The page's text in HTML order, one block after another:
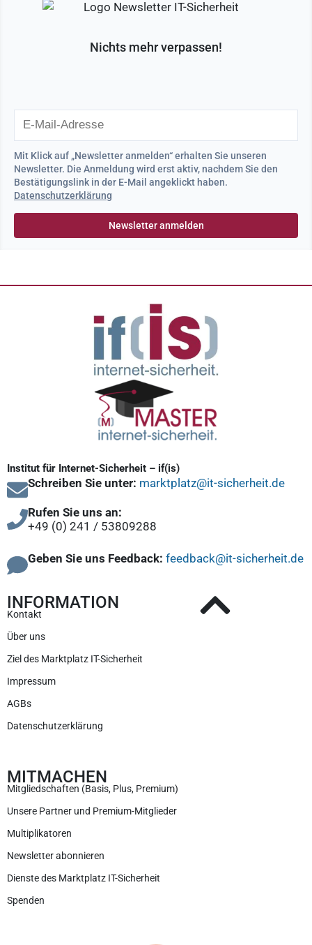
Nichts mehr verpassen!
Mit Klick auf „Newsletter anmelden“ erhalten Sie unseren
Newsletter. Die Anmeldung wird erst aktiv, nachdem Sie den
Bestätigungslink in der E-Mail angeklickt haben.
Datenschutzerklärung
Institut für Internet-Sicherheit – if(is)
Schreiben Sie unter: marktplatz@it-sicherheit.de
Rufen Sie uns an:
+49 (0) 241 / 53809288
Geben Sie uns Feedback: feedback@it-sicherheit.de
INFORMATION
Kontakt
Über uns
Ziel des Marktplatz IT-Sicherheit
Impressum
AGBs
Datenschutzerklärung
MITMACHEN
Mitgliedschaften (Basis, Plus, Premium)
Unsere Partner und Premium-Mitglieder
Multiplikatoren
Newsletter abonnieren
Dienste des Marktplatz IT-Sicherheit
Spenden